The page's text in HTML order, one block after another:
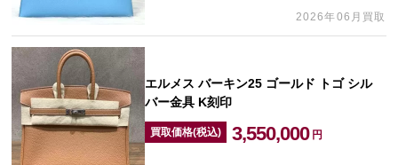
2026年06月買取
エルメス バーキン25 ゴールド トゴ シル
バー金具 K刻印
買取価格(税込) 3,550,000 円